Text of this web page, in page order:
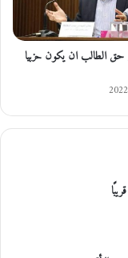
حق الطالب ان يكون حزبيا